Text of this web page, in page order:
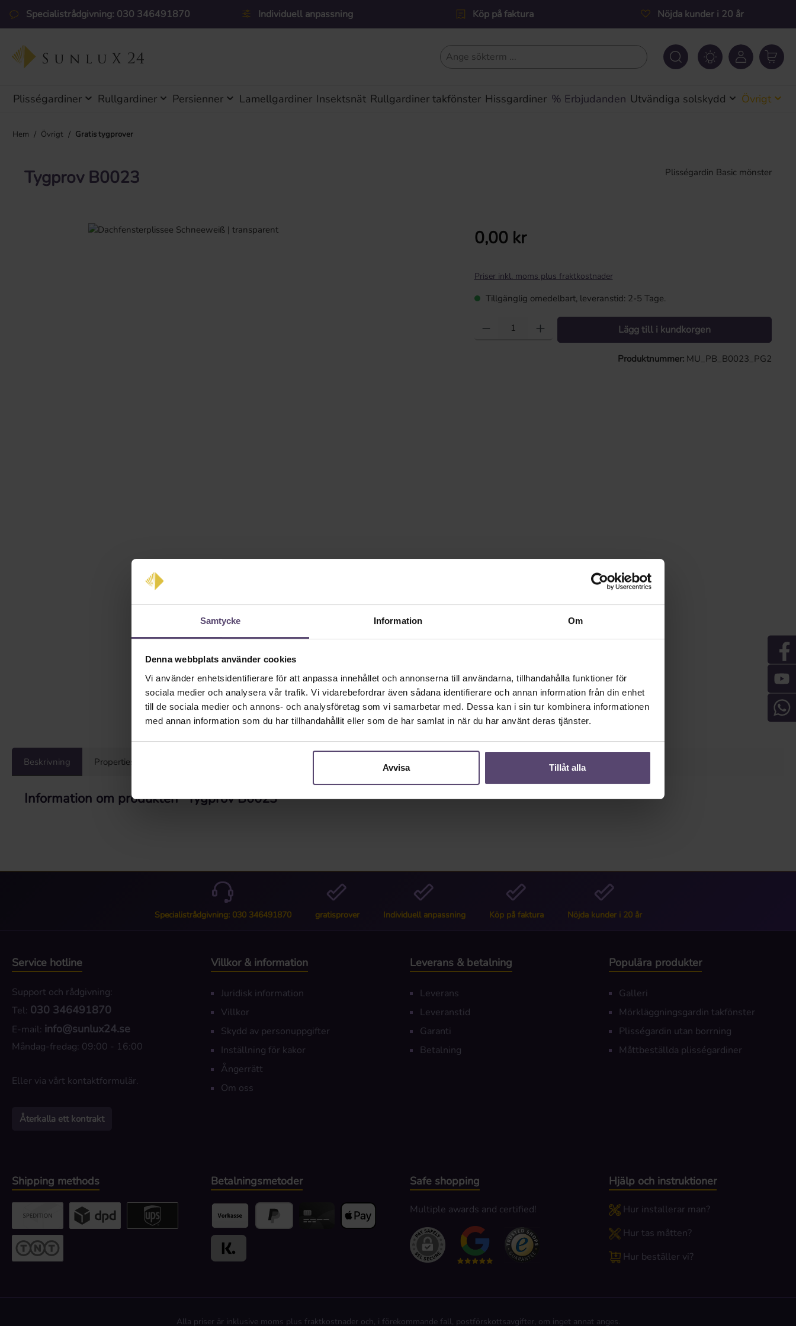
Samtycke Information Om
Denna webbplats använder cookies
Vi använder enhetsidentifierare för att anpassa innehållet och annonserna till användarna, tillhandahålla funktioner för
sociala medier och analysera vår trafik. Vi vidarebefordrar även sådana identifierare och annan information från din enhet
till de sociala medier och annons- och analysföretag som vi samarbetar med. Dessa kan i sin tur kombinera informationen
med annan information som du har tillhandahållit eller som de har samlat in när du har använt deras tjänster.
Avvisa Tillåt alla
till huvudinnehåll
Hoppa till sökning
Hoppa till huvudnavigering
Specialistrådgivning: 030 346491870 Individuell anpassning Köp på faktura Nöjda kunder i 20 år
Plisségardiner Rullgardiner Persienner Lamellgardiner Insektsnät Rullgardiner takfönster Hissgardiner % Erbjudanden Utvändiga solskydd Övrigt
Hem / Övrigt / Gratis tygprover
Tygprov B0023 Plisségardin Basic mönster
Hoppa över bildgalleri Ordinarie pris:
0,00 kr
Priser inkl. moms plus fraktkostnader
Tillgänglig omedelbart, leveranstid: 2-5 Tage.
Produktkvantitet: Ange önskat värde eller använd knapparna för att öka eller minska
Lägg till i kundkorgen
Produktnummer: MU_PB_B0023_PG2
Beskrivning Properties
Information om produkten "Tygprov B0023"
Specialistrådgivning: 030 346491870 gratisprover Individuell anpassning Köp på faktura Nöjda kunder i 20 år
Service hotline
Support och rådgivning:
Tel: 030 346491870
E-mail: info@sunlux24.se
Måndag-fredag: 09:00 - 16:00
Eller via vårt kontaktformulär.
Återkalla ett kontrakt
Villkor & information
Juridisk information
Villkor
Skydd av personuppgifter
Inställning för kakor
Ångerrätt
Om oss
Leverans & betalning
Leverans
Leveranstid
Garanti
Betalning
Populära produkter
Galleri
Mörkläggningsgardin takfönster
Plisségardin utan borrning
Måttbeställda plisségardiner
Betalningsmetoder
Förskottsbetalning
Shipping methods
Custom image 2
Safe shopping
Multiple awards and certified!
Hjälp och instruktioner
Hur installerar man?
Hur tas måtten?
Hur beställer vi?
Alla priser är inklusive moms plus fraktkostnaderoch, i förekommande fall, postförskottsavgifter, om inget annat anges.